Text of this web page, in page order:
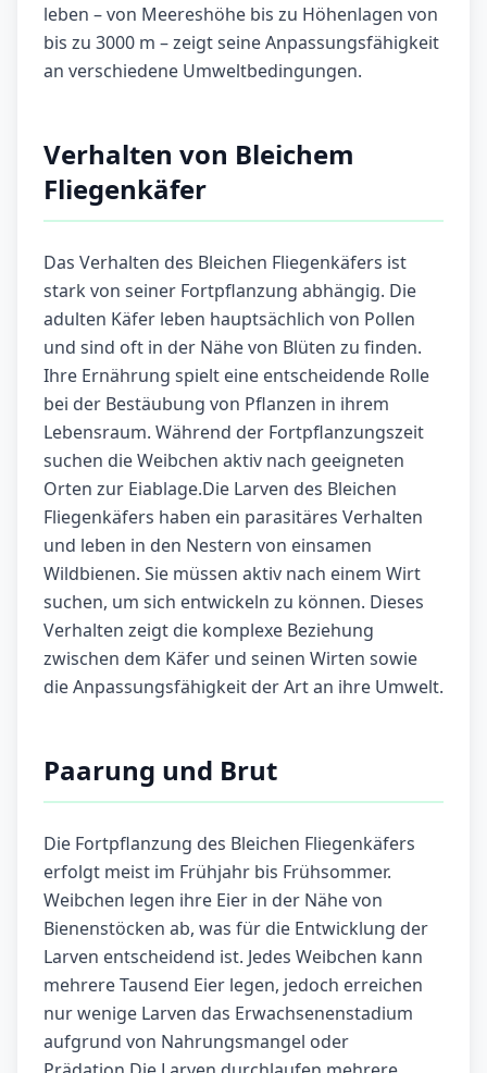
leben – von Meereshöhe bis zu Höhenlagen von
bis zu 3000 m – zeigt seine Anpassungsfähigkeit
an verschiedene Umweltbedingungen.
Verhalten von Bleichem
Fliegenkäfer
Das Verhalten des Bleichen Fliegenkäfers ist
stark von seiner Fortpflanzung abhängig. Die
adulten Käfer leben hauptsächlich von Pollen
und sind oft in der Nähe von Blüten zu finden.
Ihre Ernährung spielt eine entscheidende Rolle
bei der Bestäubung von Pflanzen in ihrem
Lebensraum. Während der Fortpflanzungszeit
suchen die Weibchen aktiv nach geeigneten
Orten zur Eiablage.Die Larven des Bleichen
Fliegenkäfers haben ein parasitäres Verhalten
und leben in den Nestern von einsamen
Wildbienen. Sie müssen aktiv nach einem Wirt
suchen, um sich entwickeln zu können. Dieses
Verhalten zeigt die komplexe Beziehung
zwischen dem Käfer und seinen Wirten sowie
die Anpassungsfähigkeit der Art an ihre Umwelt.
Paarung und Brut
Die Fortpflanzung des Bleichen Fliegenkäfers
erfolgt meist im Frühjahr bis Frühsommer.
Weibchen legen ihre Eier in der Nähe von
Bienenstöcken ab, was für die Entwicklung der
Larven entscheidend ist. Jedes Weibchen kann
mehrere Tausend Eier legen, jedoch erreichen
nur wenige Larven das Erwachsenenstadium
aufgrund von Nahrungsmangel oder